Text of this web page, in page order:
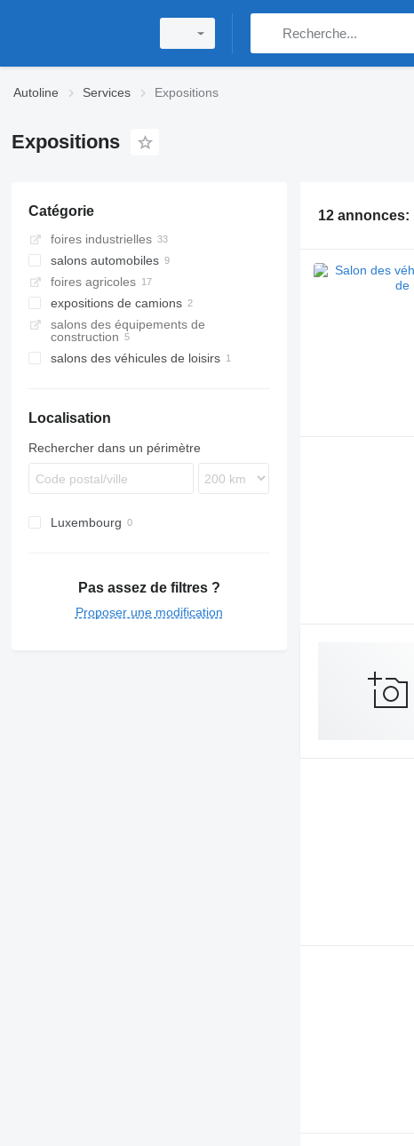
Autoline Services Expositions
Expositions
Catégorie
foires industrielles
salons automobiles
foires agricoles
expositions de camions
salons des équipements de
construction
salons des véhicules de loisirs
Localisation
Rechercher dans un périmètre
Luxembourg
Pas assez de filtres ?
Proposer une modification
12 annonces: